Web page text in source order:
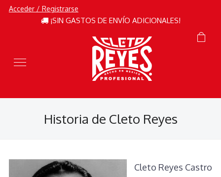
Acceder / Registrarse
¡SIN GASTOS DE ENVÍO ADICIONALES!
Historia de Cleto Reyes
Cleto Reyes Castro